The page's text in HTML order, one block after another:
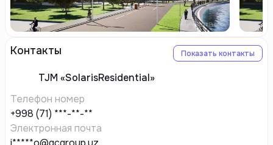
Контакты Показать контакты
TJM «SolarisResidential»
Телефон номер
+998 (71) ***-**-**
Электронная почта